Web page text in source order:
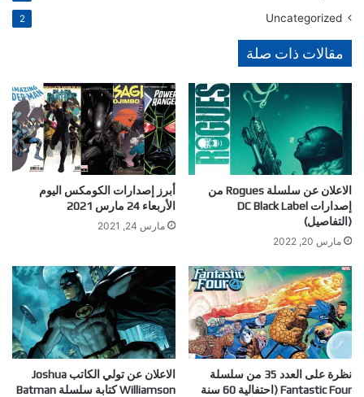
Uncategorized
2
مقالات ذات صلة
الاعلان عن سلسلة Rogues من
إصدارات DC Black Label
(التفاصيل)
مارس 20, 2022
أبرز إصدارات الكومكس اليوم
الأربعاء 24 مارس 2021
مارس 24, 2021
نظرة على العدد 35 من سلسلة
Fantastic Four (احتفالية 60 سنة
الاعلان عن تولي الكاتب Joshua
Williamson كتابة سلسلة Batman